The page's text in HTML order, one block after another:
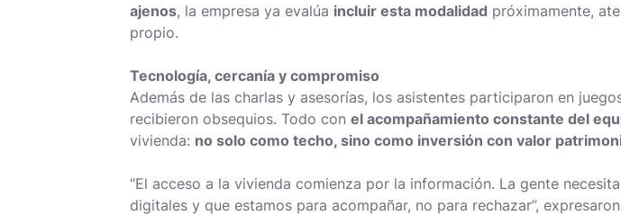
ajenos, la empresa ya evalúa incluir esta modalidad próximamente,
propio.
Tecnología, cercanía y compromiso
Además de las charlas y asesorías, los asistentes participaron en
recibieron obsequios. Todo con el acompañamiento constante del
vivienda: no solo como techo, sino como inversión con valor
“El acceso a la vivienda comienza por la información. La gente
digitales y que estamos para acompañar, no para rechazar”,